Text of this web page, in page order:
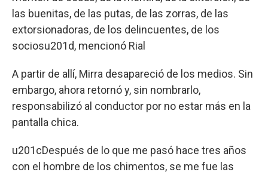
las buenitas, de las putas, de las zorras, de las
extorsionadoras, de los delincuentes, de los
sociosu201d, mencionó Rial
A partir de allí, Mirra desapareció de los medios. Sin
embargo, ahora retornó y, sin nombrarlo,
responsabilizó al conductor por no estar más en la
pantalla chica.
u201cDespués de lo que me pasó hace tres años
con el hombre de los chimentos, se me fue las